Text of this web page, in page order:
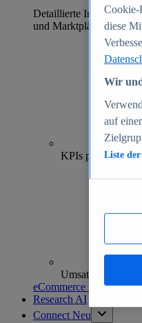
Detaillierte
und Marktplätzen
KPIs pro Shop
Umsatzanalysen
eCommerce Insights
Research AI
Connect Neu
Cookie-
diese
Wir
auf
Liste